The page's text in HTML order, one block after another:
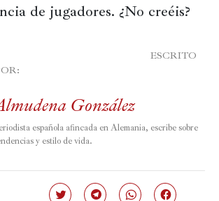
de jugadores. ¿No creéis?
González
española afincada en Alemania, escribe sobre
y estilo de vida.